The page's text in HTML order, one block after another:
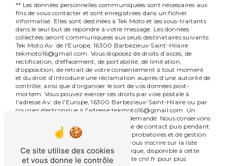
** Les données personnelles communiquées sont nécessaires aux
fins de vous contacter et sont enregistrées dans un fichier
informatisé. Elles sont destinées à Tek Moto et ses sous-traitants
dans le seul but de répondre à votre message. Les données
collectées seront communiquées aux seuls destinataires suivants:
Tek Moto Av. de l'Europe, 16300 Barbezieux-Saint-Hilaire
tekmoto16@gmail.com. Vous disposez de droits d’accès, de
rectification, d’effacement, de portabilité, de limitation,
d’opposition, de retrait de votre consentement à tout moment
et du droit d’introduire une réclamation auprès d’une autorité de
contrôle, ainsi que d’organiser le sort de vos données post-
mortem. Vous pouvez exercer ces droits par voie postale à
l'adresse Av. de l'Europe, 16300 Barbezieux-Saint-Hilaire ou par
courrier électronique à l'adresse tekmoto16@gmail.com. Un
justificatif d'identité pourra vous être demandé. Nous conservons
vos données pendant la période de prise de contact puis pendant
la durée de prescription légale aux fins probatoires et de gestion
des contentieux. Vous avez le droit de vous inscrire sur la liste
d'opposition au démarchage téléphonique, disponible à cette
adresse:Bloctel.gouv.fr. Consultez le site cnil.fr pour plus
Ce site utilise des cookies
et vous donne le contrôle